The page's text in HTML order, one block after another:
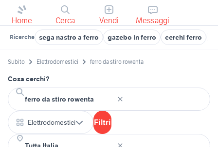
Home Cerca Vendi Messaggi
Ricerche sega nastro a ferro gazebo in ferro cerchi ferro
Subito Elettrodomestici ferro da stiro rowenta
Cosa cerchi?
Elettrodomestici Filtri